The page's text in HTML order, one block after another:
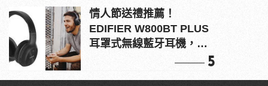
情人節送禮推薦！
EDIFIER W800BT PLUS
耳罩式無線藍牙耳機，在
5